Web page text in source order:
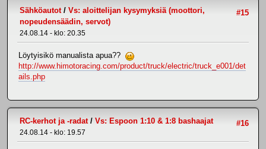
#15
Sähköautot/ Vs: aloittelijan kysymyksiä (moottori,
nopeudensäädin, servot)
24.08.14 - klo: 20.35
Löytyisikö manualista apua??
http://www.himotoracing.com/product/truck/electric/truck_e001/det
ails.php
#16
RC-kerhot ja -radat/ Vs: Espoon 1:10 & 1:8 bashaajat
24.08.14 - klo: 19.57